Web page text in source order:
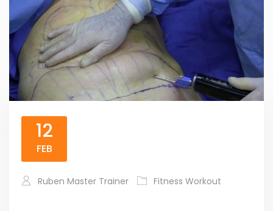
12
FEB
Ruben Master Trainer Fitness Workout